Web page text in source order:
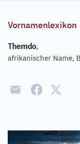
Vornamenlexikon
Themdo,
afrikanischer Name,